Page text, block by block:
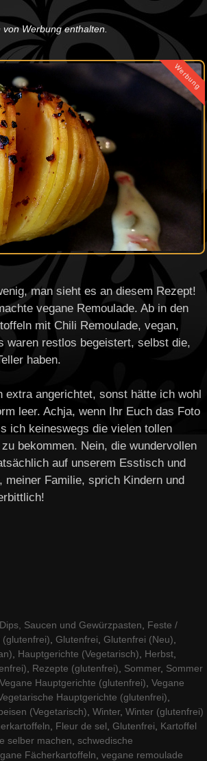
von Werbung enthalten.
Werbung
man sieht es an diesem Rezept!
vegane Remoulade. Ab in den
mit Chili Remoulade, vegan,
waren restlos begeistert, selbst die,
haben.
angerichtet, sonst hätte ich wohl
leer. Achja, wenn Ihr Euch das Foto
ich keineswegs die vielen tollen
bekommen. Nein, die wundervollen
auf unserem Esstisch und
Familie, sprich Kindern und
Dips, Saucen und Gewürzpasten
Feste /
(glutenfrei) Glutenfrei Glutenfrei (Neu)
Hauptgerichte (Vegetarisch) Herbst
Rezepte (glutenfrei) Sommer, Sommer
Vegane Hauptgerichte (glutenfrei) Vegane
Hauptgerichte (glutenfrei)
(Vegetarisch) Winter, Winter (glutenfrei)
Fleur de sel Glutenfrei
Kartoffel
selber machen schwedische
Fächerkartoffeln vegane remoulade